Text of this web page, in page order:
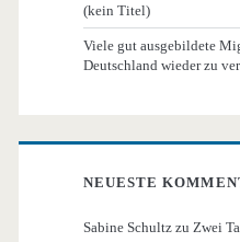
(kein Titel)
Viele gut ausgebildete
Deutschland wieder zu
NEUESTE
Sabine Schultz zu Zwei